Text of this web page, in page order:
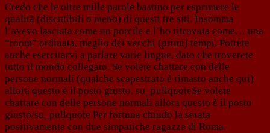
Credo che le oltre mille parole bastino per esprimere le
qualità (discutibili o meno) di questi tre siti. Insomma
l’avevo lasciata come un porcile e l’ho ritrovata come… una
“room” ordinata, meglio dei vecchi (primi) tempi. Potrete
anche esercitarvi a parlare varie lingue, dato che troverete
tutto il mondo collegato. Se volete chattare con delle
persone normali (qualche scapestrato è rimasto anche qui)
allora questo è il posto giusto. su_pullquoteSe volete
chattare con delle persone normali allora questo è il posto
giusto/su_pullquote Per fortuna chiudo la serata
positivamente con due simpatiche ragazze di Roma.